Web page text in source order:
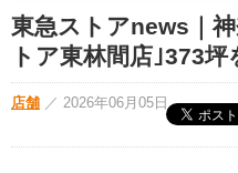
東急ストアnews｜
トア東林間店｣373
店舗 ／ 2026年06月05日